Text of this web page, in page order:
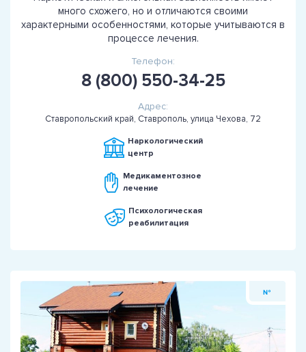
много схожего, но и отличаются своими
характерными особенностями, которые учитываются в
процессе лечения.
Телефон:
8 (800) 550-34-25
Адрес:
Ставропольский край, Ставрополь, улица Чехова, 72
Наркологический
центр
Медикаментозное
лечение
Психологическая
реабилитация
№